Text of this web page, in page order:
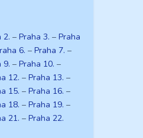
2. – Praha 3. – Praha
6. – Praha 7. –
9. – Praha 10. –
12. – Praha 13. –
15. – Praha 16. –
18. – Praha 19. –
21. – Praha 22.